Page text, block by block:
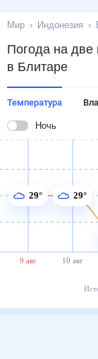
Мир Индонезия
Погода на две
в Блитаре
Температура
Ночь
9 авг 10 авг
29° 29°